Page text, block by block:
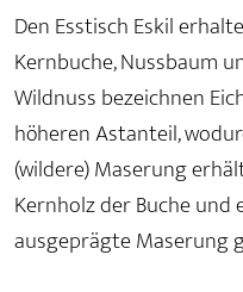
Den Esstisch Eskil
Kernbuche, Nussbaum
Wildnuss bezeichnen
höheren Astanteil,
(wildere) Maserung
Kernholz der Buche und
ausgeprägte Maserung